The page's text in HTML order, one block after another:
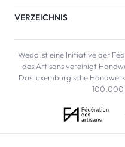
VERZEICHNIS
Wedo ist eine Initiative der
des Artisans vereinigt
Das luxemburgische
100.000